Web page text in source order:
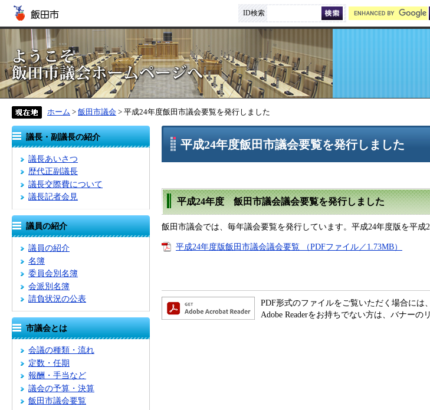
ID検索
ホーム > 飯田市議会 > 平成24年度飯田市議会要覧を発行しました
議長・副議長の紹介
議長あいさつ
歴代正副議長
議長交際費について
議長記者会見
議員の紹介
議員の紹介
名簿
委員会別名簿
会派別名簿
請負状況の公表
市議会とは
会議の種類・流れ
定数・任期
報酬・手当など
議会の予算・決算
飯田市議会要覧
平成24年度飯田市議会要覧を発行しました
平成24年度 飯田市議会議会要覧を発行しました
飯田市議会では、毎年議会要覧を発行しています。平成24年度版を平成
平成24年度版飯田市議会議会要覧 （PDFファイル／1.73MB）
PDF形式のファイルをご覧いただく場合には
Adobe Readerをお持ちでない方は、バナー